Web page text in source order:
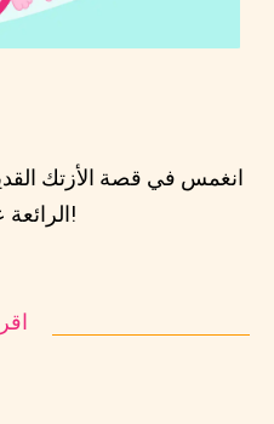
انغمس في قصة الأزتك
الرائعة عبر المياه السحرية للمكسيك!